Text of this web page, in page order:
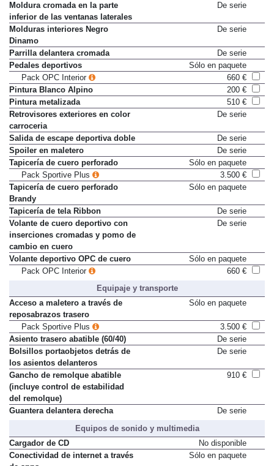
carrocería
Moldura cromada en la parte
inferior de las ventanas laterales
Molduras interiores Negro
Dinamo
Parrilla delantera cromada
De serie
Pedales deportivos
Sólo en paquete
Pack OPC Interior
660 €
Pintura Blanco Alpino
200 €
Pintura metalizada
510 €
Retrovisores exteriores en color
carroceria
Salida de escape deportiva doble
De serie
Spoiler en maletero
De serie
Tapicería de cuero perforado
Sólo en paquete
Pack Sportive Plus
3.500 €
Tapicería de cuero perforado
Brandy
Tapicería de tela Ribbon
De serie
Volante de cuero deportivo con
inserciones cromadas y pomo de
cambio en cuero
Volante deportivo OPC de cuero
Sólo en paquete
Equipaje y transporte
Acceso a maletero a través de
reposabrazos trasero
Pack Sportive Plus
3.500 €
Asiento trasero abatible (60/40)
De serie
Bolsillos portaobjetos detrás de
los asientos delanteros
Gancho de remolque abatible
(incluye control de estabilidad
del remolque)
Equipos de sonido y multimedia
Cargador de CD
No disponible